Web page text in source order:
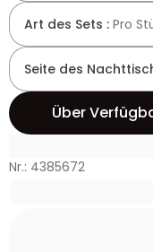
Art des Sets : Pro
Seite des
Über
Nr.: 4385672